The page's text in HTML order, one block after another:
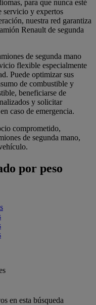
para que nunca esté
servicio y expertos
nuestra red garantiza
Renault de segunda
de segunda mano
flexible especialmente
Puede optimizar sus
de combustible y
beneficiarse de
y solicitar
caso de emergencia.
comprometido,
de segunda mano,
por peso
en esta búsqueda